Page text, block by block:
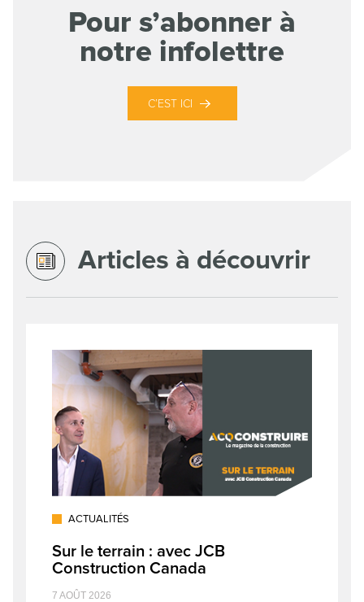
Pour s’abonner à
notre infolettre
C’EST ICI
Articles à découvrir
ACTUALITÉS
Sur le terrain : avec JCB
Construction Canada
7 AOÛT 2026